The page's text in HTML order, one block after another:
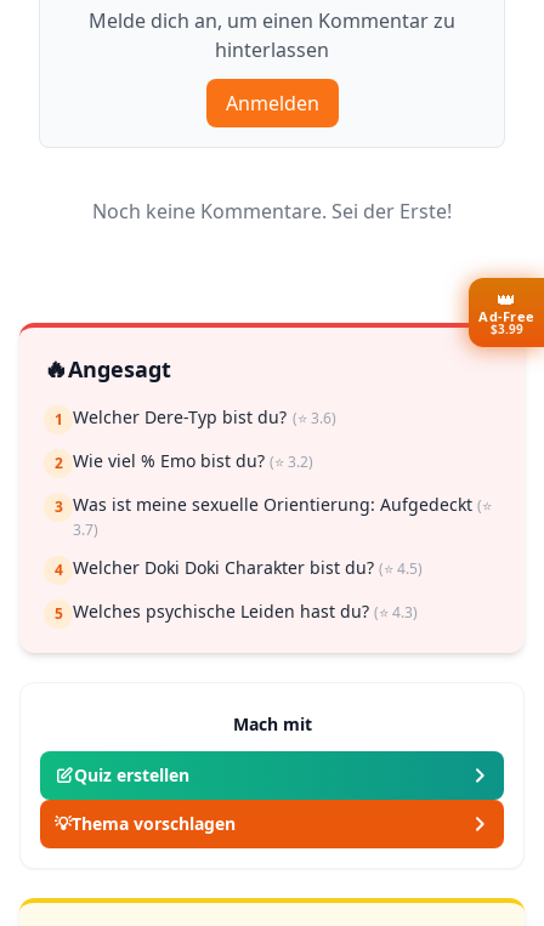
Melde dich an, um einen Kommentar zu
hinterlassen
Anmelden
Noch keine Kommentare. Sei der Erste!
🔥Angesagt
1 Welcher Dere-Typ bist du? (⭐ 3.6)
2 Wie viel % Emo bist du? (⭐ 3.2)
3 Was ist meine sexuelle Orientierung: Aufgedeckt (⭐
3.7)
4 Welcher Doki Doki Charakter bist du? (⭐ 4.5)
5 Welches psychische Leiden hast du? (⭐ 4.3)
Mach mit
Quiz erstellen
💡Thema vorschlagen
👑
Ad-Free
$3.99